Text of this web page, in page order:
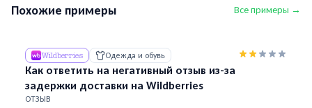
Похожие примеры Все примеры →
Wildberries Одежда и обувь
Как ответить на негативный отзыв из-за
задержки доставки на Wildberries
ОТЗЫВ